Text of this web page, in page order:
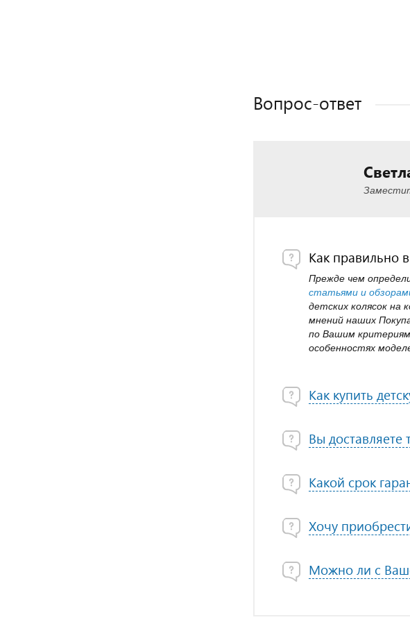
Вопрос-ответ
Как правильно
Прежде чем
статьями и
детских колясок на
мнений наших
по Вашим
особенностях
Как купить
Вы
Какой срок
Хочу
Можно ли с